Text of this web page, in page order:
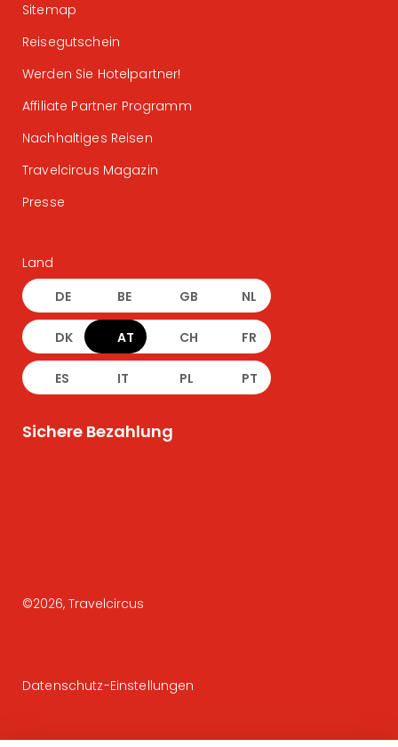
Sitemap
Reisegutschein
Werden Sie Hotelpartner!
Affiliate Partner Programm
Nachhaltiges Reisen
Travelcircus Magazin
Presse
Land
DE BE GB NL
DK AT CH FR
ES IT PL PT
Sichere Bezahlung
©2026, Travelcircus
Datenschutz-Einstellungen